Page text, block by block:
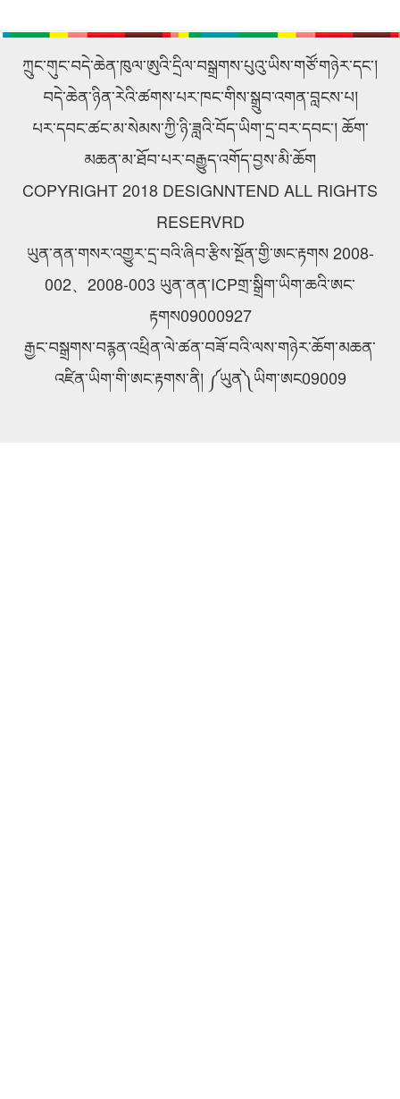
ཕེབས་ནས་བརྟག་དཔྱད་གནང་བ།
འཚོགས།
ཀྲུང་གུང་བདེ་ཆེན་ཁུལ་ཨུའི་དྲིལ་བསྒྲགས་པུའུ་ཡིས་གཙོ་གཉེར་དང་།
བདེ་ཆེན་ཉིན་རེའི་ཚགས་པར་ཁང་གིས་སྒྲུབ་འགན་བླངས་པ།
པར་དབང་ཚང་མ་སེམས་ཀྱི་ཉི་ཟླའི་བོད་ཡིག་དྲ་བར་དབང་། ཆོག་
མཆན་མ་ཐོབ་པར་བརྒྱུད་འགོད་བྱས་མི་ཆོག
COPYRIGHT 2018 DESIGNNTEND ALL RIGHTS
RESERVRD
ཡུན་ནན་གསར་འགྱུར་དྲ་བའི་ཞིབ་རྩིས་སྔོན་གྱི་ཨང་རྟགས 2008-
002、2008-003 ཡུན་ནན་ICPགྲ་སྒྲིག་ཡིག་ཆའི་ཨང་
རྟགས09000927
རྒྱང་བསྒྲགས་བརྙན་འཕྲིན་ལེ་ཚན་བཟོ་བའི་ལས་གཉེར་ཆོག་མཆན་
འཛིན་ཡིག་གི་ཨང་རྟགས་ནི། ༼ཡུན༽ཡིག་ཨང09009